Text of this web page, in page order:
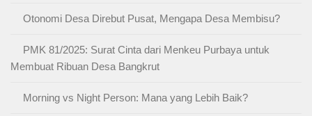
Otonomi Desa Direbut Pusat, Mengapa Desa Membisu?
PMK 81/2025: Surat Cinta dari Menkeu Purbaya untuk
Membuat Ribuan Desa Bangkrut
Morning vs Night Person: Mana yang Lebih Baik?